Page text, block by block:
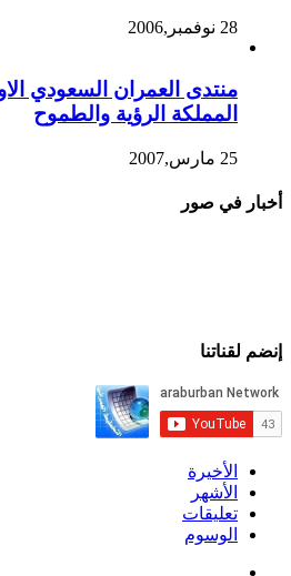
28 نوفمبر,2006
منتدى العمران السعودي
المملكة الرؤية والطموح
25 مارس,2007
أخبار في صور
إنضم لقناتنا
الأخيرة
الأشهر
تعليقات
الوسوم